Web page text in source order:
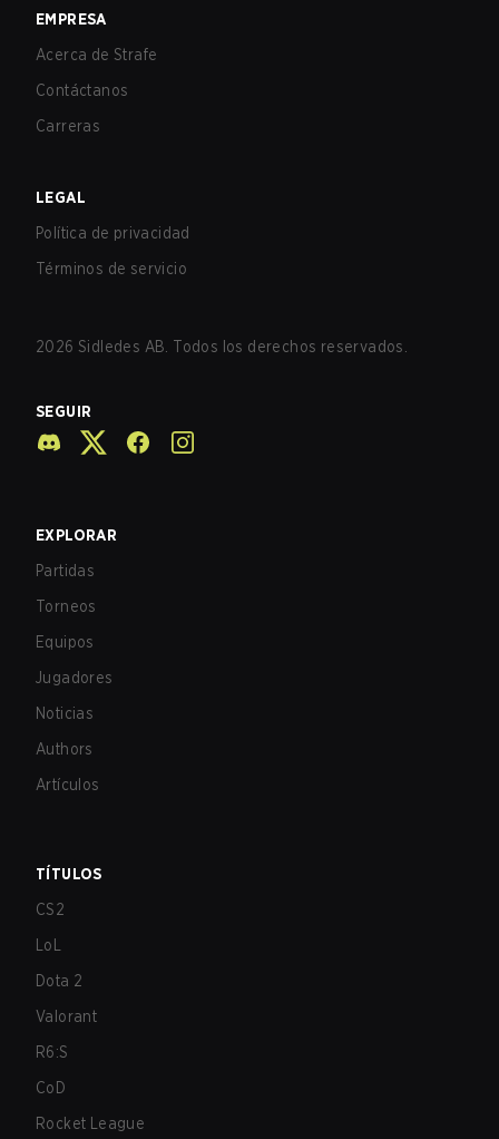
EMPRESA
Acerca de Strafe
Contáctanos
Carreras
LEGAL
Política de privacidad
Términos de servicio
2026 Sidledes AB. Todos los derechos reservados.
SEGUIR
EXPLORAR
Partidas
Torneos
Equipos
Jugadores
Noticias
Authors
Artículos
TÍTULOS
CS2
LoL
Dota 2
Valorant
R6:S
CoD
Rocket League